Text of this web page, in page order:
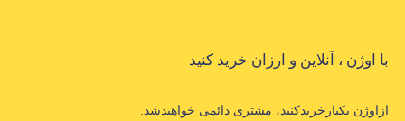
با اوژن ، آنلاین و ارزان خرید کنید
ازاوژن یکبارخریدکنید، مشتری دائمی خواهیدشد.